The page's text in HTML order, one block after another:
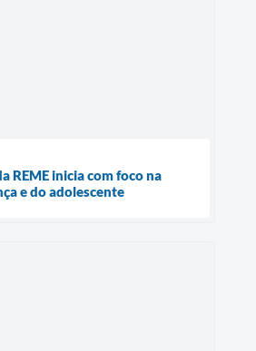
REME inicia com foco na
e do adolescente